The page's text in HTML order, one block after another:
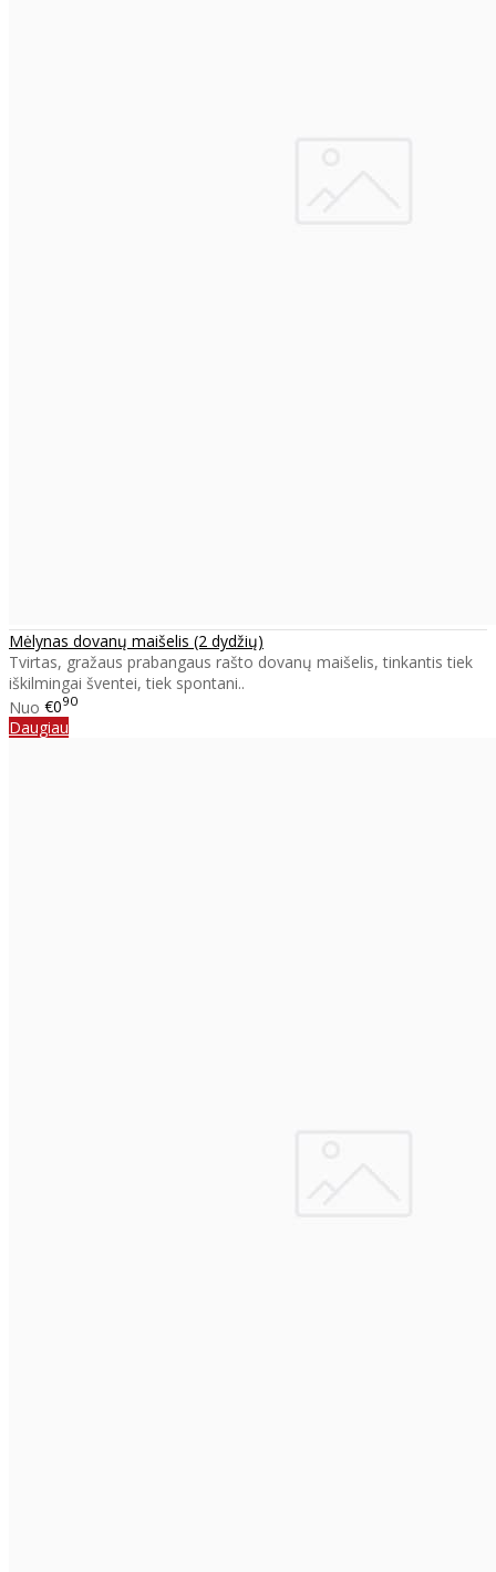
Mėlynas dovanų maišelis (2 dydžių)
Tvirtas, gražaus prabangaus rašto dovanų maišelis, tinkantis tiek
iškilmingai šventei, tiek spontani..
Nuo €090
Daugiau